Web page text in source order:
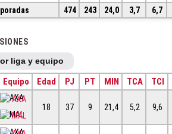
474 243 24,0 3,7 6,7
liga y equipo
Equipo Edad PJ PT MIN TCA TCI
AXA
MAL
18 37 9 21,4 5,2 9,6